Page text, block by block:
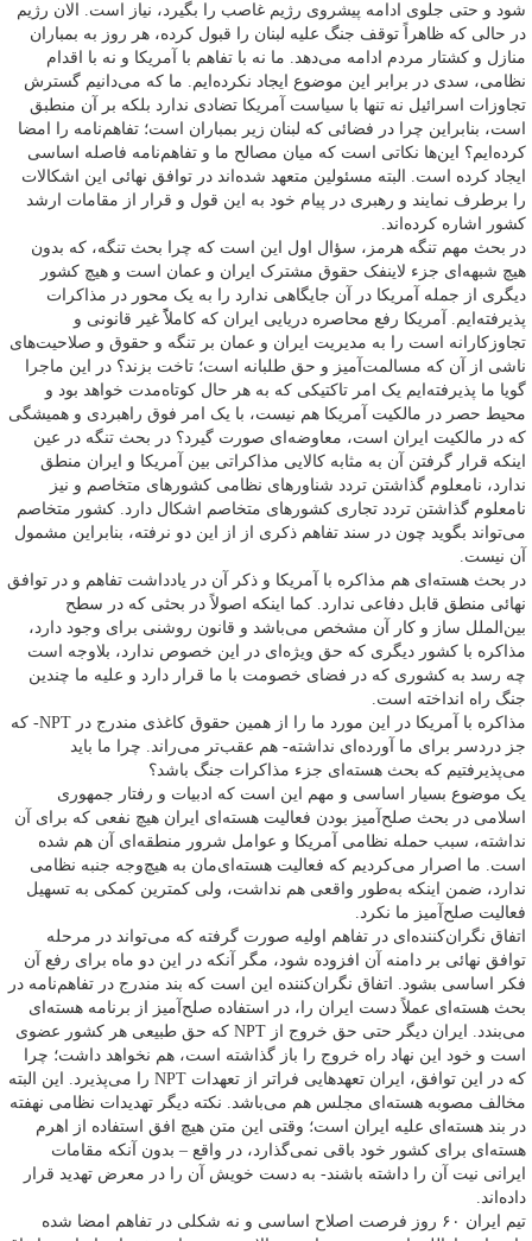
شود و حتی جلوی ادامه پیشروی رژیم غاصب را بگیرد، نیاز است. الان رژیم
در حالی که ظاهراً توقف جنگ علیه لبنان را قبول کرده‌، هر روز به بمباران
منازل و کشتار مردم ادامه می‌دهد. ما نه با تفاهم با آمریکا و نه با اقدام
نظامی، سدی در برابر این موضوع ایجاد نکرده‌ایم. ما که می‌دانیم گسترش
تجاوزات اسرائیل نه تنها با سیاست آمریکا تضادی ندارد بلکه بر آن منطبق
است‌، بنابراین چرا در فضائی که لبنان زیر بمباران است؛ تفاهم‌نامه را امضا
کرده‌ایم؟ این‌ها نکاتی است که میان مصالح ما و تفاهم‌نامه فاصله اساسی
ایجاد کرده است‌. البته مسئولین متعهد شده‌اند در توافق نهائی این اشکالات
را برطرف نمایند و رهبری در پیام خود به این قول و قرار از مقامات ارشد
کشور اشاره کرده‌اند.
در بحث مهم تنگه هرمز‌، سؤال اول این است که چرا بحث تنگه، که بدون
هیچ شبهه‌ای جزء لاینفک حقوق مشترک ایران و عمان است و هیچ کشور
دیگری از جمله آمریکا در آن جایگاهی ندارد را به یک محور در مذاکرات
پذیرفته‌ایم. آمریکا رفع محاصره دریایی ایران که کاملاًً غیر قانونی و
تجاوزکارانه است را به مدیریت ایران و عمان بر تنگه و حقوق و صلاحیت‌های
ناشی از آن که مسالمت‌آمیز و حق طلبانه است؛ تاخت بزند؟ در این ماجرا
گویا ما پذیرفته‌ایم یک امر تاکتیکی که به هر حال کوتاه‌مدت خواهد بود و
محیط حصر در مالکیت آمریکا هم نیست‌، با یک امر فوق راهبردی و همیشگی
که در مالکیت ایران است‌، معاوضه‌ای صورت گیرد؟ در بحث تنگه در عین
اینکه قرار گرفتن آن به مثابه کالایی مذاکراتی بین آمریکا و ایران منطق
ندارد‌، نامعلوم گذاشتن تردد شناورهای نظامی کشورهای متخاصم و نیز
نامعلوم گذاشتن تردد تجاری کشورهای متخاصم اشکال دارد. کشور متخاصم
می‌تواند بگوید چون در سند تفاهم ذکری از از این دو نرفته‌، بنابراین مشمول
آن نیست.
در بحث هسته‌ای هم مذاکره با آمریکا و ذکر آن در یادداشت تفاهم و در توافق
نهائی منطق قابل دفاعی ندارد. کما اینکه اصولاً در بحثی که در سطح
بین‌الملل ساز و کار آن مشخص می‌باشد و قانون روشنی برای وجود دارد‌،
مذاکره با کشور دیگری که حق ویژه‌ای در این خصوص ندارد‌، بلاوجه است
چه رسد به کشوری که در فضای خصومت با ما قرار دارد و علیه ما چندین
جنگ راه انداخته است.
مذاکره با آمریکا در این مورد ما را از همین حقوق کاغذی مندرج در NPT- که
جز دردسر برای ما آورده‌ای نداشته- هم عقب‌تر می‌راند. چرا ما باید
می‌پذیرفتیم که بحث هسته‌ای جزء مذاکرات جنگ باشد؟
یک موضوع بسیار اساسی و مهم این است که ادبیات و رفتار جمهوری
اسلامی در بحث صلح‌آمیز بودن فعالیت هسته‌ای ایران هیچ نفعی که برای آن
نداشته‌، سبب حمله نظامی آمریکا و عوامل شرور منطقه‌ای آن هم شده
است. ما اصرار می‌کردیم که فعالیت هسته‌ای‌مان به هیچ‌وجه جنبه نظامی
ندارد‌، ضمن اینکه به‌طور واقعی هم نداشت‌، ولی کمترین کمکی به تسهیل
فعالیت صلح‌آمیز ما نکرد.
اتفاق نگران‌کننده‌ای در تفاهم اولیه صورت گرفته که می‌تواند در مرحله
توافق نهائی بر دامنه آن افزوده شود‌، مگر آنکه در این دو ماه برای رفع آن
فکر اساسی بشود. اتفاق نگران‌کننده این است که بند مندرج در تفاهم‌نامه در
بحث هسته‌ای عملاً دست ایران را، در استفاده صلح‌آمیز از برنامه هسته‌ای
می‌بندد. ایران دیگر حتی حق خروج از NPT که حق طبیعی هر کشور عضوی
است و خود این نهاد راه خروج را باز گذاشته است‌، هم نخواهد داشت؛ چرا
که در این توافق‌، ایران تعهدهایی فراتر از تعهدات NPT را می‌پذیرد. این البته
مخالف مصوبه هسته‌ای مجلس هم می‌باشد. نکته دیگر تهدیدات نظامی نهفته
در بند هسته‌ای علیه ایران است؛ وقتی این متن هیچ افق استفاده از اهرم
هسته‌ای برای کشور خود باقی نمی‌گذارد، در واقع – بدون آنکه مقامات
ایرانی نیت آن را داشته باشند- به دست خویش آن را در معرض تهدید قرار
داده‌اند.
تیم ایران ۶۰ روز فرصت اصلاح اساسی و نه شکلی در تفاهم امضا شده